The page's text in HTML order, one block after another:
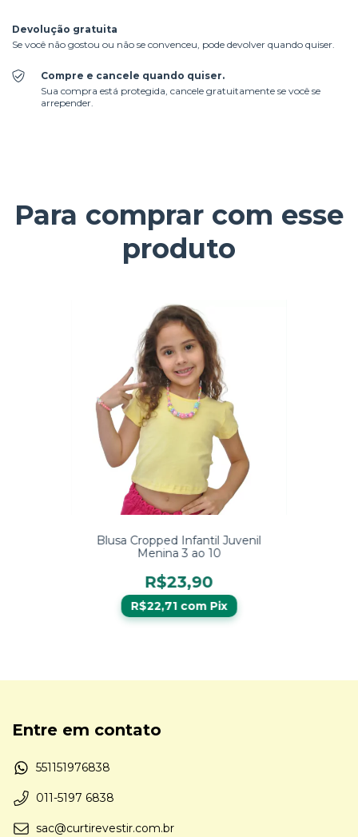
Devolução gratuita
Se você não gostou ou não se convenceu, pode devolver quando quiser.
Compre e cancele quando quiser.
Sua compra está protegida, cancele gratuitamente se você se
arrepender.
Para comprar com esse
produto
Blusa Cropped Infantil Juvenil
Menina 3 ao 10
R$23,90
R$22,71 com Pix
Entre em contato
551151976838
011-5197 6838
sac@curtirevestir.com.br